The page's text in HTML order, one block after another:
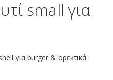
small για
για burger & ορεκτικά